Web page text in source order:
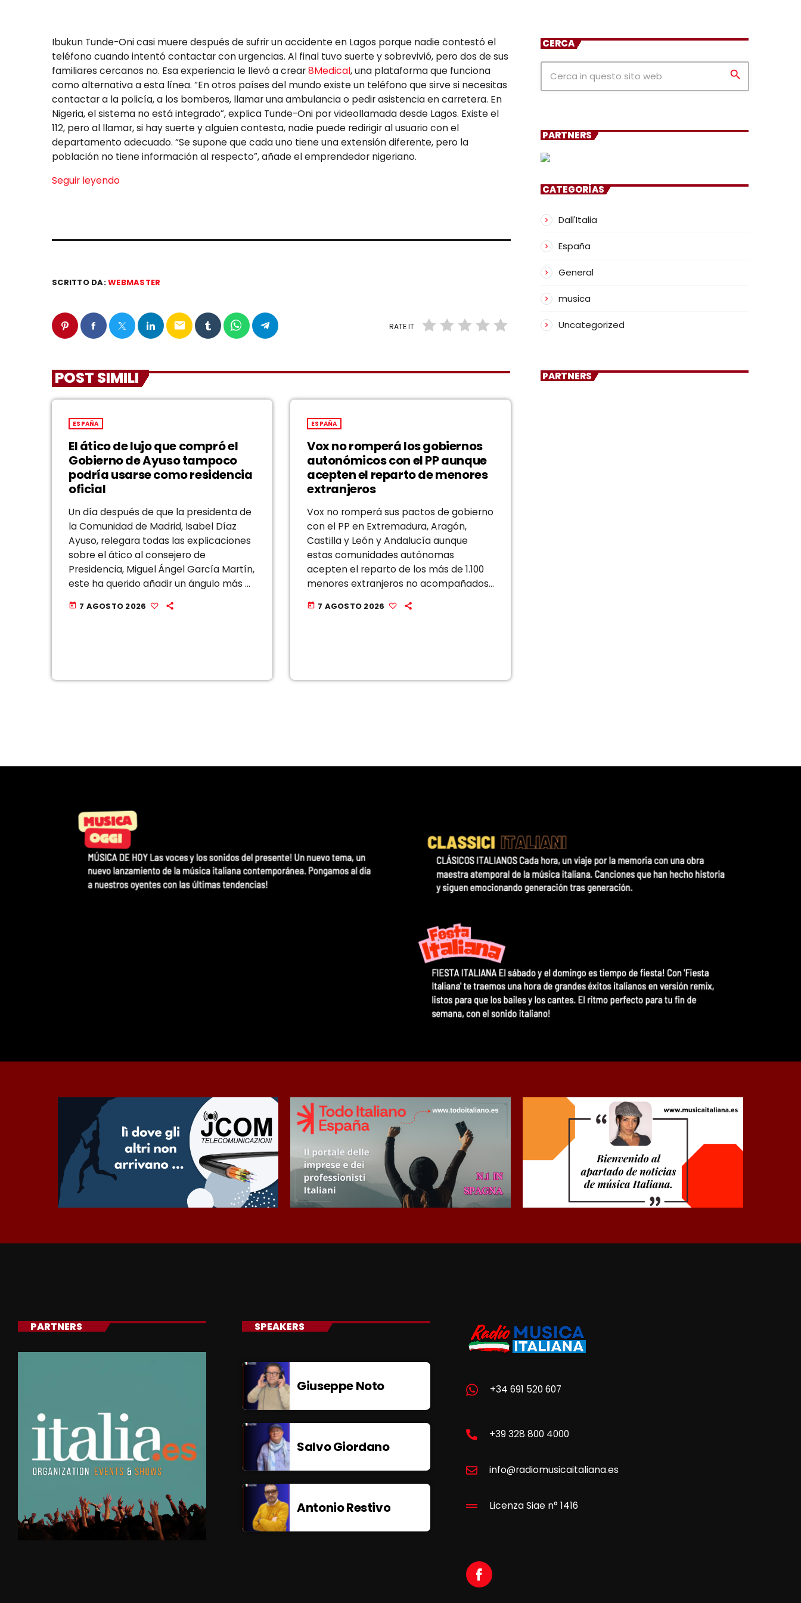
Ibukun Tunde-Oni casi muere después de sufrir un accidente en Lagos porque nadie contestó el
teléfono cuando intentó contactar con urgencias. Al final tuvo suerte y sobrevivió, pero dos de sus
familiares cercanos no. Esa experiencia le llevó a crear8Medical, una plataforma que funciona
como alternativa a esta línea. “En otros países del mundo existe un teléfono que sirve si necesitas
contactar a la policía, a los bomberos, llamar una ambulancia o pedir asistencia en carretera. En
Nigeria, el sistema no está integrado”, explica Tunde-Oni por videollamada desde Lagos. Existe el
112, pero al llamar, si hay suerte y alguien contesta, nadie puede redirigir al usuario con el
departamento adecuado. “Se supone que cada uno tiene una extensión diferente, pero la
población no tiene información al respecto”, añade el emprendedor nigeriano.
Seguir leyendo
SCRITTO DA:WEBMASTER
email RATE IT
POST SIMILI
ESPAÑA
El ático de lujo que compró el
Gobierno de Ayuso tampoco
podría usarse como residencia
oficial
Un día después de que la presidenta de
la Comunidad de Madrid, Isabel Díaz
Ayuso, relegara todas las explicaciones
sobre el ático al consejero de
Presidencia, Miguel Ángel García Martín,
este ha querido añadir un ángulo más a
la polémica, una reflexión que, a su
juicio, se está pasando por […]
today 7 AGOSTO 2026
ESPAÑA
Vox no romperá los gobiernos
autonómicos con el PP aunque
acepten el reparto de menores
extranjeros
Vox no romperá sus pactos de gobierno
con el PP en Extremadura, Aragón,
Castilla y León y Andalucía aunque
estas comunidades autónomas
acepten el reparto de los más de 1.100
menores extranjeros no acompañados
llegados a Ceuta, que desbordan con
creces la capacidad de acogida de la
today 7 AGOSTO 2026
CERCA
search
PARTNERS
CATEGORÍAS
Dall'Italia
España
General
musica
Uncategorized
PARTNERS
PARTNERS SPEAKERS
Giuseppe Noto
Salvo Giordano
Antonio Restivo
+34 691 520 607
+39 328 800 4000
info@radiomusicaitaliana.es
Licenza Siae n° 1416